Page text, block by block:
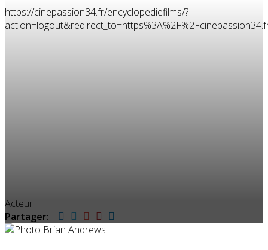
https://cinepassion34.fr/encyclopediefilms/?
Acteur
Partager: